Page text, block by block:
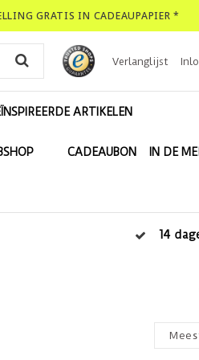
GRATIS IN CADEAUPAPIER *
Verlanglijst
ARTIKELEN
CADEAUBON IN DE
14